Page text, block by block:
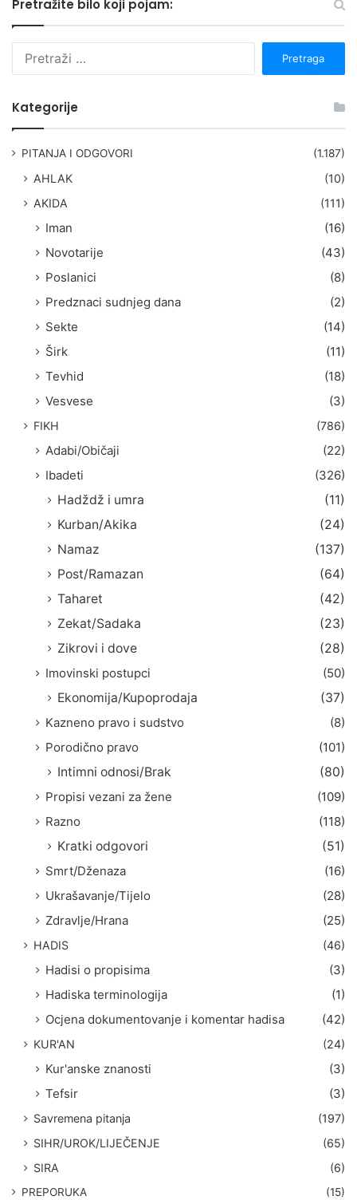
Pretražite bilo koji pojam:
Kategorije
PITANJA I ODGOVORI (1.187)
AHLAK
(10)
AKIDA
(111)
Iman
(16)
Novotarije
(43)
Poslanici
(8)
Predznaci sudnjeg dana
(2)
Sekte
(14)
Širk
(11)
Tevhid
(18)
Vesvese
(3)
FIKH (786)
Adabi/Običaji
(22)
Ibadeti
(326)
Hadždž i umra
(11)
Kurban/Akika
(24)
Namaz
(137)
Post/Ramazan
(64)
Taharet
(42)
Zekat/Sadaka
(23)
Zikrovi i dove
(28)
Imovinski postupci
(50)
Ekonomija/Kupoprodaja
(37)
Kazneno pravo i sudstvo
(8)
Porodično pravo
(101)
Intimni odnosi/Brak
(80)
Propisi vezani za žene
(109)
Razno
(118)
Kratki odgovori
(51)
Smrt/Dženaza
(16)
Ukrašavanje/Tijelo
(28)
Zdravlje/Hrana
(25)
HADIS (46)
Hadisi o propisima
(3)
Hadiska terminologija
(1)
Ocjena dokumentovanje i komentar hadisa
(42)
KUR'AN (24)
Kur'anske znanosti
(3)
Tefsir
(3)
Savremena pitanja
(197)
SIHR/UROK/LIJEČENJE
(65)
SIRA
(6)
PREPORUKA (15)